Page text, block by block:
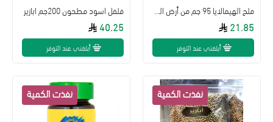
21.85
أبلغني عند التوفر
فلفل اسود مطحون 200جم ابازير
40.25
أبلغني عند التوفر